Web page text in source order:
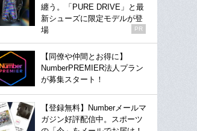
纏う。「PURE DRIVE」と最
新シューズに限定モデルが登
場
PR
【同僚や仲間とお得に】
NumberPREMIER法人プラン
が募集スタート！
【登録無料】Numberメールマ
ガジン好評配信中。スポーツ